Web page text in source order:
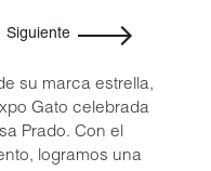
Siguiente
su marca estrella,
Gato celebrada
Prado. Con el
logramos una